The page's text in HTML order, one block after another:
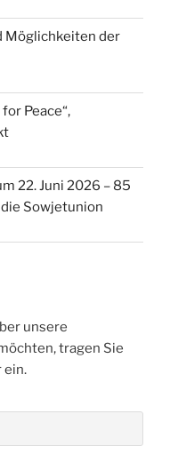
Möglichkeiten der
Peace“,
22. Juni 2026 – 85
Sowjetunion
unsere
tragen Sie
ein.